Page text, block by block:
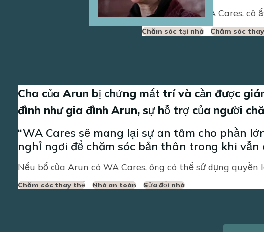
Nếu Patty có WA Cares, cô
Chăm sóc tại nhà Chăm sóc
Cha của Arun bị chứng mất trí và cần được
đình như gia đình Arun, sự hỗ trợ của người
WA Cares sẽ mang lại sự an tâm cho phần
nghỉ ngơi để chăm sóc bản thân trong khi
Nếu bố của Arun có WA Cares, ông có thể sử dụng quyền
Chăm sóc thay thế Nhà an toàn Sửa đổi nhà